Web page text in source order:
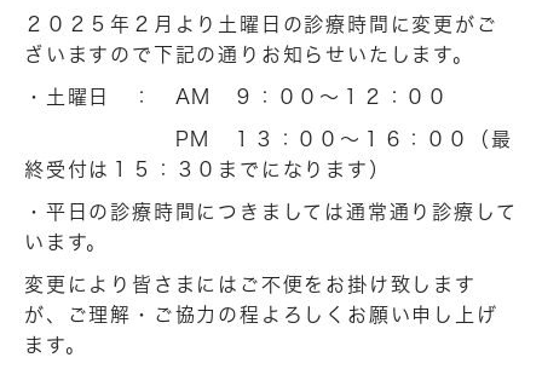
２０２５年２月より土曜日の診療時間に変更がご
ざいますので下記の通りお知らせいたします。
・土曜日 ： AM ９：００～１２：００
PM １３：００～１６：００（最
終受付は１５：３０までになります）
・平日の診療時間につきましては通常通り診療して
います。
変更により皆さまにはご不便をお掛け致します
が、ご理解・ご協力の程よろしくお願い申し上げ
ます。